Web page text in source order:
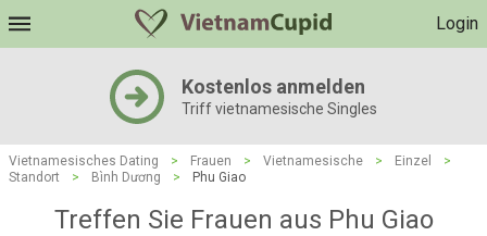
Login
Kostenlos anmelden
Triff vietnamesische Singles
Vietnamesisches Dating > Frauen > Vietnamesische > Einzel
>
Standort
> Bình Dương > Phu Giao
Treffen Sie Frauen aus Phu Giao